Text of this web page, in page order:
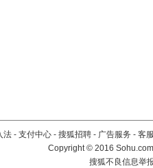
法 - 支付中心 - 搜狐招聘 - 广告服务 - 客
Copyright©2016
搜狐不良信息举